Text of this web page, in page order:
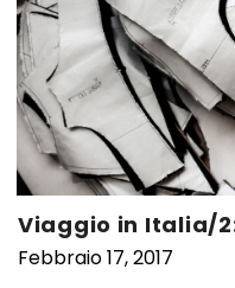
Viaggio in Italia/
Febbraio 17, 2017